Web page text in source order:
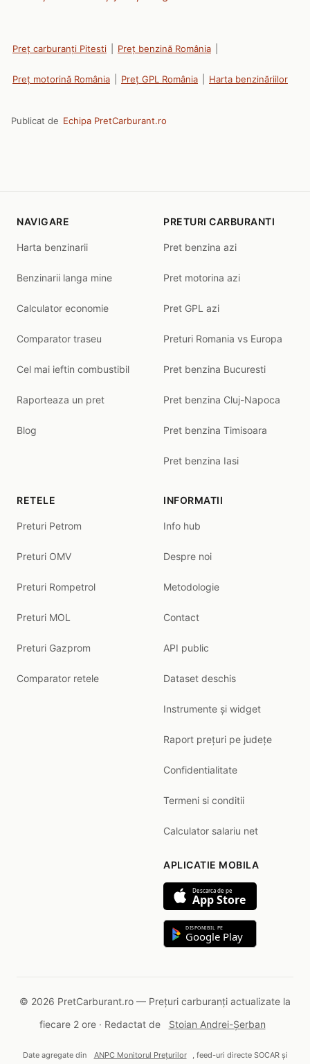
Preț carburanți Pitesti Preț benzină România
Preț motorină România Preț GPL România Harta benzinăriilor
Publicat de Echipa PretCarburant.ro
NAVIGARE
Harta benzinarii
Benzinarii langa mine
Calculator economie
Comparator traseu
Cel mai ieftin combustibil
Raporteaza un pret
Blog
PRETURI CARBURANTI
Pret benzina azi
Pret motorina azi
Pret GPL azi
Preturi Romania vs Europa
Pret benzina Bucuresti
Pret benzina Cluj-Napoca
Pret benzina Timisoara
Pret benzina Iasi
RETELE
Preturi Petrom
Preturi OMV
Preturi Rompetrol
Preturi MOL
Preturi Gazprom
Comparator retele
INFORMATII
Info hub
Despre noi
Metodologie
Contact
API public
Dataset deschis
Instrumente și widget
Raport prețuri pe județe
Confidentialitate
Termeni si conditii
Calculator salariu net
APLICATIE MOBILA
Descarca de pe
App Store
DISPONIBIL PE
Google Play
© 2026 PretCarburant.ro — Prețuri carburanți actualizate la
fiecare 2 ore · Redactat de
Stoian Andrei-Șerban
Date agregate din ANPC Monitorul Prețurilor , feed-uri directe SOCAR și